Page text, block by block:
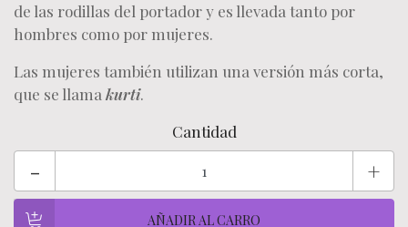
de las rodillas del portador y es llevada tanto por
hombres como por mujeres.
Las mujeres también utilizan una versión más corta,
que se llama kurti.
Cantidad
- +